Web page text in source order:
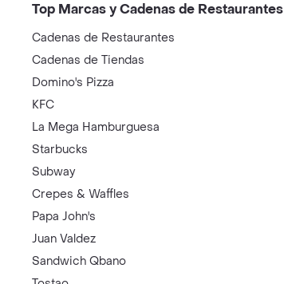
Top Marcas y Cadenas de Restaurantes
Cadenas de Restaurantes
Cadenas de Tiendas
Domino's Pizza
KFC
La Mega Hamburguesa
Starbucks
Subway
Crepes & Waffles
Papa John's
Juan Valdez
Sandwich Qbano